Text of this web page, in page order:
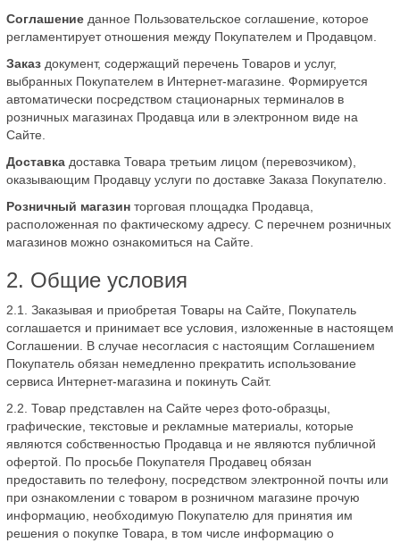
Соглашение данное Пользовательское соглашение, которое
регламентирует отношения между Покупателем и Продавцом.
Заказ документ, содержащий перечень Товаров и услуг,
выбранных Покупателем в Интернет-магазине. Формируется
автоматически посредством стационарных терминалов в
розничных магазинах Продавца или в электронном виде на
Сайте.
Доставка доставка Товара третьим лицом (перевозчиком),
оказывающим Продавцу услуги по доставке Заказа Покупателю.
Розничный магазин торговая площадка Продавца,
расположенная по фактическому адресу. С перечнем розничных
магазинов можно ознакомиться на Сайте.
2. Общие условия
2.1. Заказывая и приобретая Товары на Сайте, Покупатель
соглашается и принимает все условия, изложенные в настоящем
Соглашении. В случае несогласия с настоящим Соглашением
Покупатель обязан немедленно прекратить использование
сервиса Интернет-магазина и покинуть Сайт.
2.2. Товар представлен на Сайте через фото-образцы,
графические, текстовые и рекламные материалы, которые
являются собственностью Продавца и не являются публичной
офертой. По просьбе Покупателя Продавец обязан
предоставить по телефону, посредством электронной почты или
при ознакомлении с товаром в розничном магазине прочую
информацию, необходимую Покупателю для принятия им
решения о покупке Товара, в том числе информацию о